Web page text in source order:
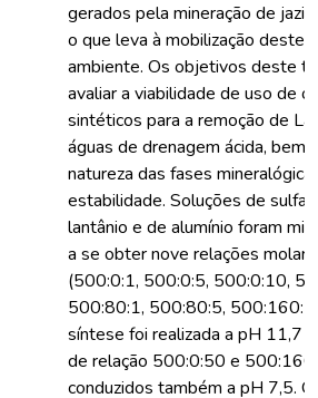
gerados pela mineração de
o que leva à mobilização
ambiente. Os objetivos deste
avaliar a viabilidade de uso de
sintéticos para a remoção de
águas de drenagem ácida, bem
natureza das fases
estabilidade. Soluções de
lantânio e de alumínio foram
a se obter nove relações
(500:0:1, 500:0:5, 500:0:10,
500:80:1, 500:80:5,
síntese foi realizada a pH 11,7
de relação 500:0:50 e
conduzidos também a pH 7,5.